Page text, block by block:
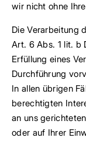
wir nicht ohne
Die Verarbeitung
Art. 6 Abs. 1 lit. b
Erfüllung eines
Durchführung
In allen übrigen
berechtigten
an uns
oder auf Ihrer